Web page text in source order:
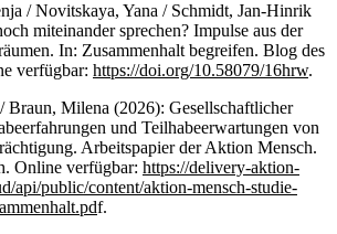
/ Novitskaya, Yana / Schmidt, Jan-Hinrik
miteinander sprechen? Impulse aus der
In: Zusammenhalt begreifen. Blog des
verfügbar: https://doi.org/10.58079/16hrw.
Milena (2026): Gesellschaftlicher
und Teilhabeerwartungen von
Arbeitspapier der Aktion Mensch.
Online verfügbar: https://delivery-aktion-
api/public/content/aktion-mensch-studie-
f.